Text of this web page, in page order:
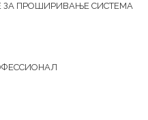
ЗА ПРОШИРИВАЊЕ СИСТЕМА